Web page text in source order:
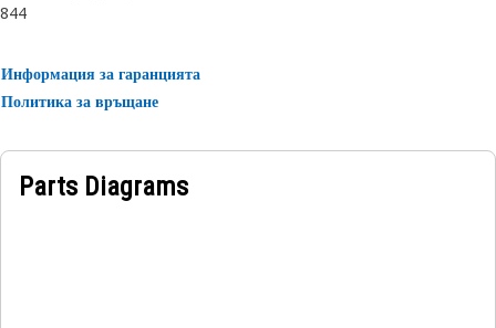
844
Информация за гаранцията
Политика за връщане
Parts Diagrams